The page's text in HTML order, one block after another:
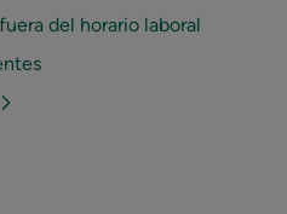
del horario laboral